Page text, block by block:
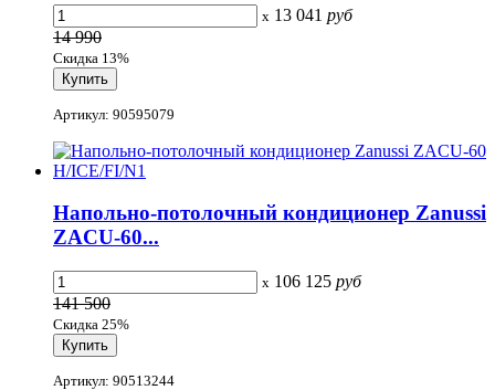
x 13 041 руб
14 990
Скидка 13%
Артикул: 90595079
Напольно-потолочный кондиционер Zanussi
ZACU-60...
x 106 125 руб
141 500
Скидка 25%
Артикул: 90513244